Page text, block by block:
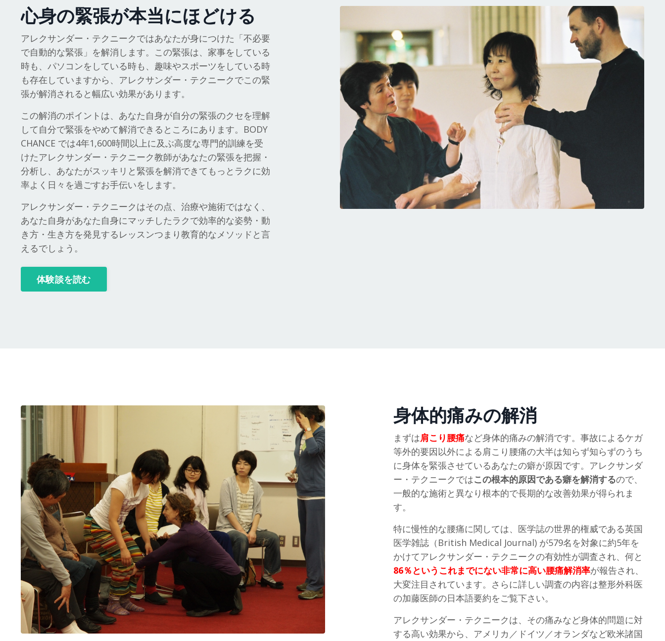
心身の緊張が本当にほどける
アレクサンダー・テクニークではあなたが身につけた「不必要
で自動的な緊張」を解消します。この緊張は、家事をしている
時も、パソコンをしている時も、趣味やスポーツをしている時
も存在していますから、アレクサンダー・テクニークでこの緊
張が解消されると幅広い効果があります。
この解消のポイントは、あなた自身が自分の緊張のクセを理解
して自分で緊張をやめて解消できるところにあります。BODY
CHANCE では4年1,600時間以上に及ぶ高度な専門的訓練を受
けたアレクサンダー・テクニーク教師があなたの緊張を把握・
分析し、あなたがスッキリと緊張を解消できてもっとラクに効
率よく日々を過ごすお手伝いをします。
アレクサンダー・テクニークはその点、治療や施術ではなく、
あなた自身があなた自身にマッチしたラクで効率的な姿勢・動
き方・生き方を発見するレッスンつまり教育的なメソッドと言
えるでしょう。
体験談を読む
身体的痛みの解消
まずは肩こり腰痛など身体的痛みの解消です。事故によるケガ
等外的要因以外による肩こり腰痛の大半は知らず知らずのうち
に身体を緊張させているあなたの癖が原因です。アレクサンダ
ー・テクニークではこの根本的原因である癖を解消するので、
一般的な施術と異なり根本的で長期的な改善効果が得られま
す。
特に慢性的な腰痛に関しては、医学誌の世界的権威である英国
医学雑誌（British Medical Journal) が579名を対象に約5年を
かけてアレクサンダー・テクニークの有効性が調査され、何と
86％というこれまでにない非常に高い腰痛解消率が報告され、
大変注目されています。さらに詳しい調査の内容は整形外科医
の加藤医師の日本語要約をご覧下さい。
アレクサンダー・テクニークは、その痛みなど身体的問題に対
する高い効果から、アメリカ／ドイツ／オランダなど欧米諸国